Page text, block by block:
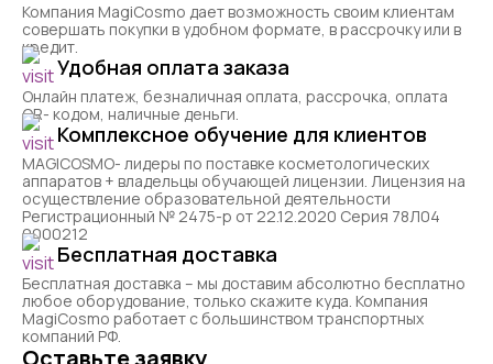
Компания MagiCosmo дает возможность своим клиентам
совершать покупки в удобном формате, в рассрочку или в
кредит.
Удобная оплата заказа
Онлайн платеж, безналичная оплата, рассрочка, оплата
QR- кодом, наличные деньги.
Комплексное обучение для клиентов
MAGICOSMO- лидеры по поставке косметологических
аппаратов + владельцы обучающей лицензии. Лицензия на
осуществление образовательной деятельности
Регистрационный № 2475-р от 22.12.2020 Серия 78Л04
0000212
Бесплатная доставка
Бесплатная доставка – мы доставим абсолютно бесплатно
любое оборудование, только скажите куда. Компания
MagiCosmo работает с большинством транспортных
компаний РФ.